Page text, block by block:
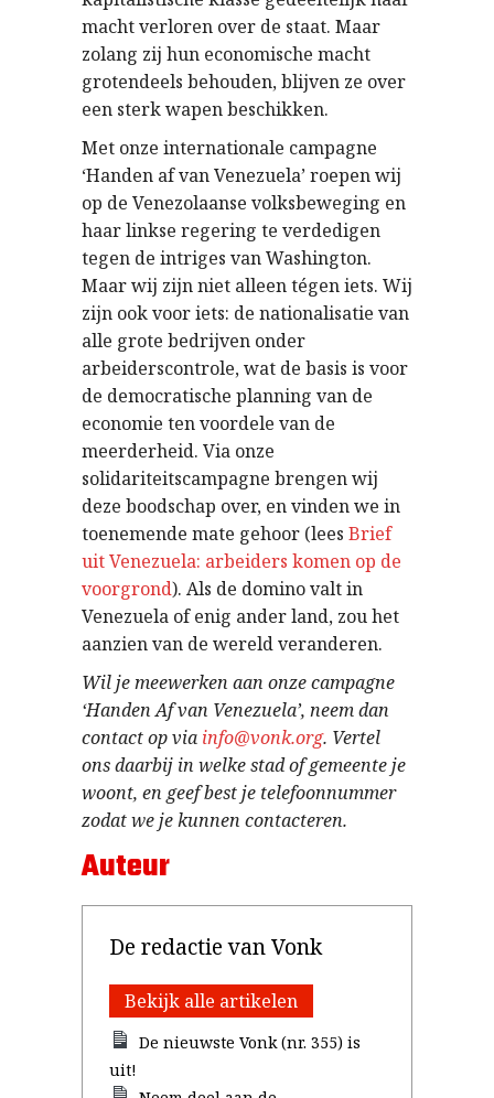
macht verloren over de staat. Maar
zolang zij hun economische macht
grotendeels behouden, blijven ze over
een sterk wapen beschikken.
Met onze internationale campagne
‘Handen af van Venezuela’ roepen wij
op de Venezolaanse volksbeweging en
haar linkse regering te verdedigen
tegen de intriges van Washington.
Maar wij zijn niet alleen tégen iets. Wij
zijn ook voor iets: de nationalisatie van
alle grote bedrijven onder
arbeiderscontrole, wat de basis is voor
de democratische planning van de
economie ten voordele van de
meerderheid. Via onze
solidariteitscampagne brengen wij
deze boodschap over, en vinden we in
toenemende mate gehoor (lees Brief
uit Venezuela: arbeiders komen op de
voorgrond). Als de domino valt in
Venezuela of enig ander land, zou het
aanzien van de wereld veranderen.
Wil je meewerken aan onze campagne
‘Handen Af van Venezuela’, neem dan
contact op via info@vonk.org. Vertel
ons daarbij in welke stad of gemeente je
woont, en geef best je telefoonnummer
zodat we je kunnen contacteren.
Auteur
De redactie van Vonk
Bekijk alle artikelen
De nieuwste Vonk (nr. 355) is
uit!